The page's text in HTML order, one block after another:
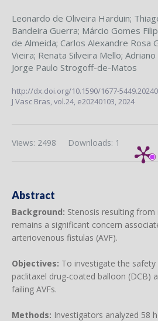
Leonardo de Oliveira Harduin;
Bandeira Guerra; Márcio Gomes
de Almeida; Carlos Alexandre Rosa
Vieira; Renata Silveira Mello;
Jorge Paulo Strogoff-de-Matos
http://dx.doi.org/10.1590/1677-
J Vasc Bras,vol.24, e20240103, 2024
Downloads: 1
Views: 2498
Abstract
Background: Stenosis resulting
remains a significant concern
arteriovenous fistulas (AVF).
Objectives: To investigate the
paclitaxel drug-coated balloon (DCB)
failing AVFs.
Methods: Investigators analyzed 58